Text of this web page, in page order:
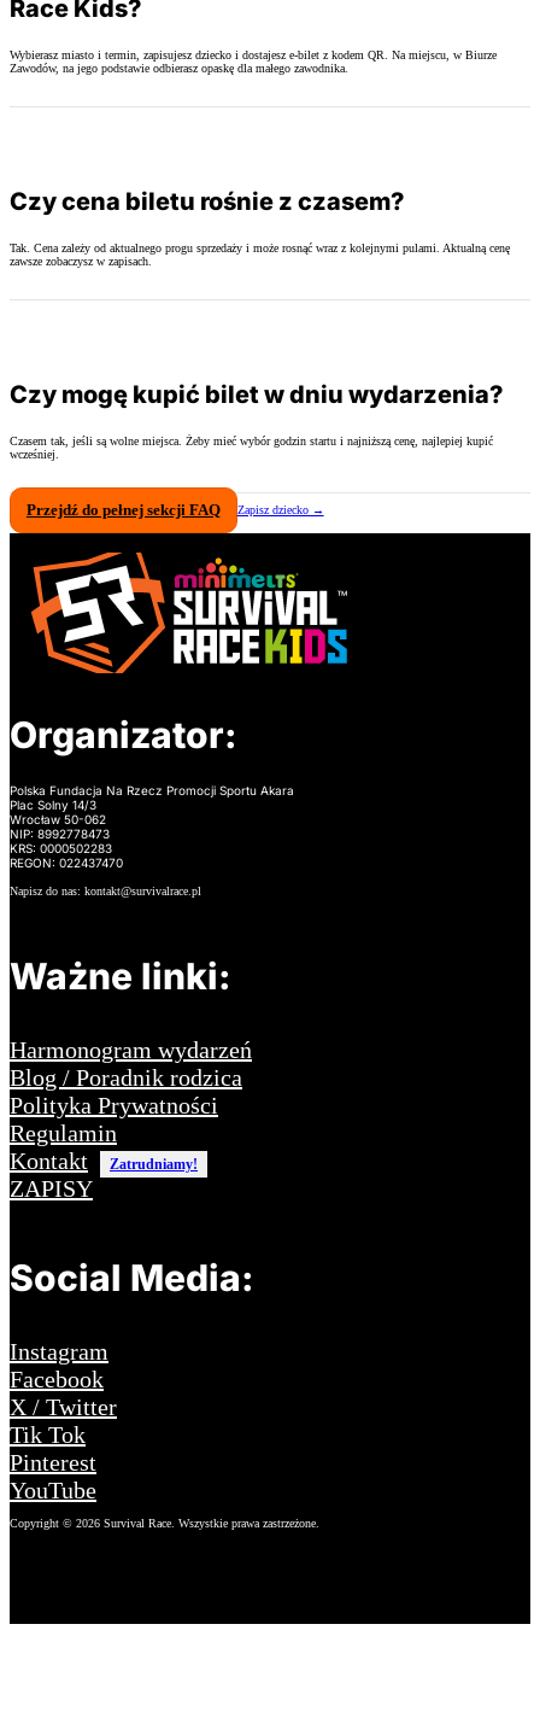
Race Kids?
Wybierasz miasto i termin, zapisujesz dziecko i dostajesz e-bilet z kodem QR. Na miejscu, w Biurze
Zawodów, na jego podstawie odbierasz opaskę dla małego zawodnika.
Czy cena biletu rośnie z czasem?
Tak. Cena zależy od aktualnego progu sprzedaży i może rosnąć wraz z kolejnymi pulami. Aktualną cenę
zawsze zobaczysz w zapisach.
Czy mogę kupić bilet w dniu wydarzenia?
Czasem tak, jeśli są wolne miejsca. Żeby mieć wybór godzin startu i najniższą cenę, najlepiej kupić
wcześniej.
Przejdź do pełnej sekcji FAQ Zapisz dziecko →
Organizator:
Polska Fundacja Na Rzecz Promocji Sportu Akara
Plac Solny 14/3
Wrocław 50-062
NIP: 8992778473
KRS: 0000502283
REGON: 022437470
Napisz do nas: kontakt@survivalrace.pl
Ważne linki:
Harmonogram wydarzeń
Blog / Poradnik rodzica
Polityka Prywatności
Regulamin
Kontakt
Zatrudniamy!
ZAPISY
Social Media:
Instagram
Facebook
X / Twitter
Tik Tok
Pinterest
YouTube
Copyright © 2026 Survival Race. Wszystkie prawa zastrzeżone.